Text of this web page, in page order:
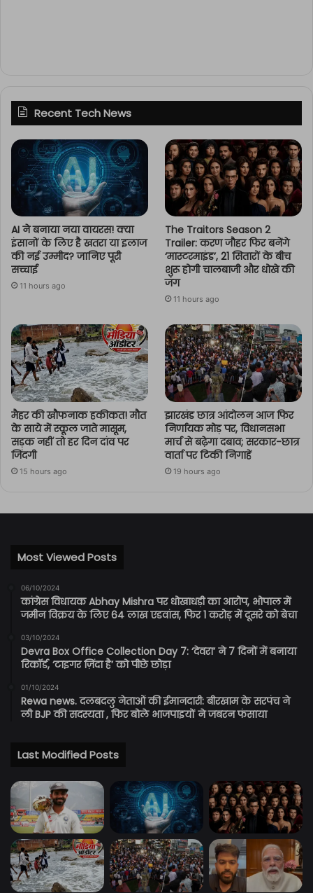
Recent Tech News
AI ने बनाया नया वायरस! क्या
इंसानों के लिए है खतरा या इलाज
की नई उम्मीद? जानिए पूरी
सच्चाई
11 hours ago
The Traitors Season 2
Trailer: करण जौहर फिर बनेंगे
‘मास्टरमाइंड’, 21 सितारों के बीच
शुरू होगी चालबाजी और धोखे की
जंग
11 hours ago
मैहर की खौफनाक हकीकत! मौत
के साये में स्कूल जाते मासूम,
सड़क नहीं तो हर दिन दांव पर
जिंदगी
15 hours ago
झारखंड छात्र आंदोलन आज फिर
निर्णायक मोड़ पर, विधानसभा
मार्च से बढ़ेगा दबाव; सरकार-छात्र
वार्ता पर टिकी निगाहें
19 hours ago
Most Viewed Posts
06/10/2024
कांग्रेस विधायक Abhay Mishra पर धोखाधड़ी का आरोप, भोपाल में
जमीन विक्रय के लिए 64 लाख एडवांस, फिर 1 करोड़ में दूसरे को बेचा
03/10/2024
Devra Box Office Collection Day 7: ‘देवरा’ ने 7 दिनों में बनाया
रिकॉर्ड, ‘टाइगर ज़िंदा है’ को पीछे छोड़ा
01/10/2024
Rewa news. दलबदलु नेताओं की ईमानदारी: बीरखाम के सरपंच ने
ली BJP की सदस्यता , फिर बोले भाजपाइयों ने जबरन फंसाया
Last Modified Posts